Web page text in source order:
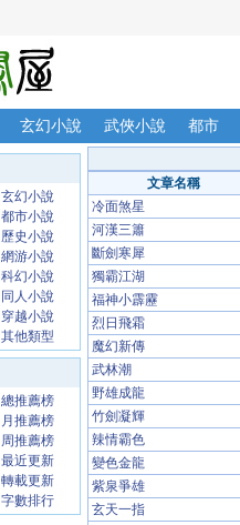
玄幻小說 武俠小說 都市
玄幻小說
都市小說
歷史小說
網游小說
科幻小說
同人小說
穿越小說
其他類型
總推薦榜
月推薦榜
周推薦榜
最近更新
轉載更新
字數排行
文章名稱
冷面煞星
河漢三簫
斷劍寒犀
獨霸江湖
福神小霹靂
烈日飛霜
魔幻新傳
武林潮
野雄成龍
竹劍凝輝
辣情霸色
變色金龍
紫泉爭雄
玄天一指